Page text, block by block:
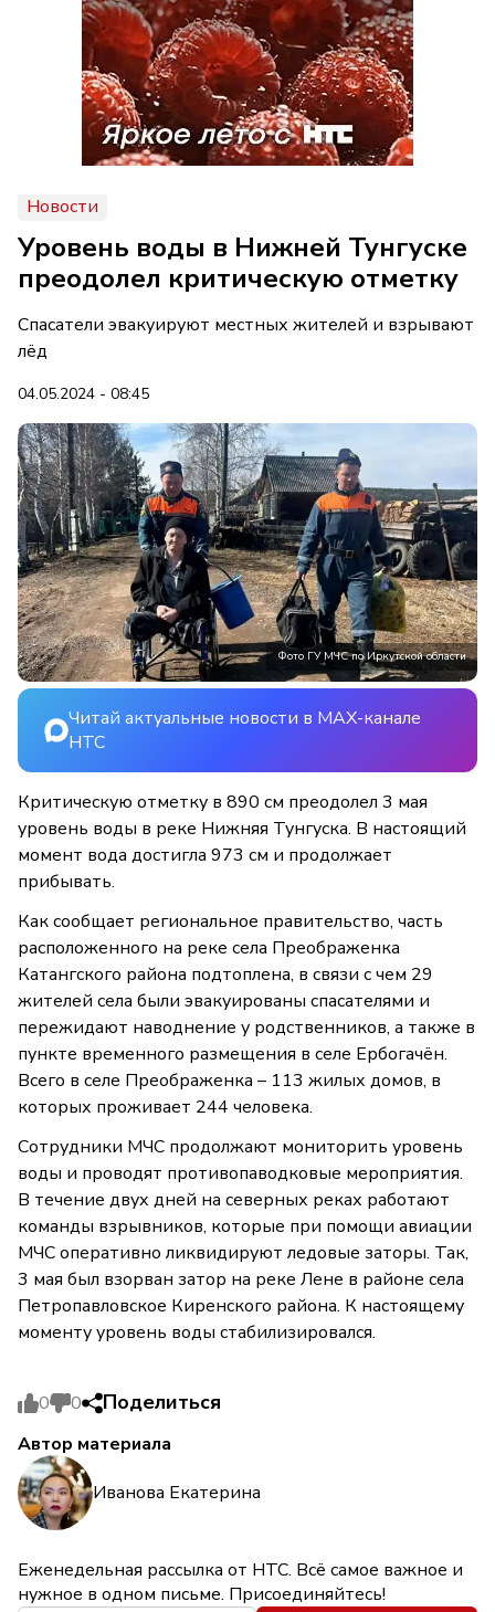
Новости
Уровень воды в Нижней Тунгуске
преодолел критическую отметку
Спасатели эвакуируют местных жителей и взрывают
лёд
04.05.2024 - 08:45
Фото ГУ МЧС по Иркутской области
Читай актуальные новости в MAX-канале
НТС
Критическую отметку в 890 см преодолел 3 мая
уровень воды в реке Нижняя Тунгуска. В настоящий
момент вода достигла 973 см и продолжает
прибывать.
Как сообщает региональное правительство, часть
расположенного на реке села Преображенка
Катангского района подтоплена, в связи с чем 29
жителей села были эвакуированы спасателями и
пережидают наводнение у родственников, а также в
пункте временного размещения в селе Ербогачён.
Всего в селе Преображенка – 113 жилых домов, в
которых проживает 244 человека.
Сотрудники МЧС продолжают мониторить уровень
воды и проводят противопаводковые мероприятия.
В течение двух дней на северных реках работают
команды взрывников, которые при помощи авиации
МЧС оперативно ликвидируют ледовые заторы. Так,
3 мая был взорван затор на реке Лене в районе села
Петропавловское Киренского района. К настоящему
моменту уровень воды стабилизировался.
0 0 Поделиться
Автор материала
Иванова Екатерина
Еженедельная рассылка от НТС. Всё самое важное и
нужное в одном письме. Присоединяйтесь!